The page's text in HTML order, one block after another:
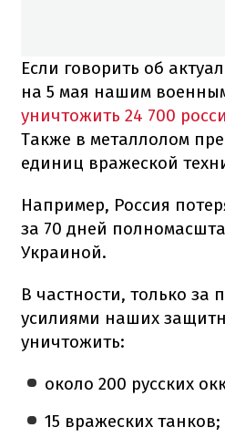
Если говорить об
на 5 мая нашим
уничтожить 24 700
Также в металлолом
единиц вражеской
Например, Россия
за 70 дней
Украиной.
В частности, только за
усилиями наших
уничтожить:
около 200 русских
15 вражеских танков;